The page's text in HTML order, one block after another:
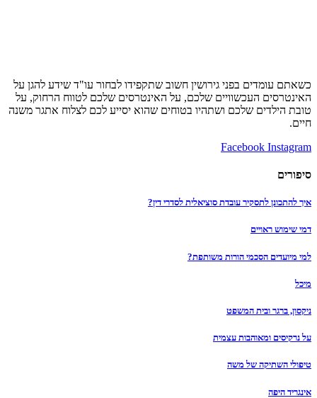
כשאתם עומדים בפני גירושין חשוב שתקפידו לבחור עו"ד שידע להגן על
האינטרסים העכשוויים שלכם, על האינטרסים שלכם לטווח הרחוק, על
טובת הילדים שלכם ושתהיו בטוחים שהוא יסייע לכם לצלוח אתגר משנה
חיים.
Facebook Instagram
סיפורים
איך להתכונן לתסקיר עובדת סוציאלית לסדרי דין?
דמי שימוש ראויים
למי מיועדים הסכמי הורות משותפת?
מיכל
ניקסון, ברגר ובית המשפט
על נרקיסים ומאוהבות עצמית
טיפולי השתיקה של משה
אינגריד היפה